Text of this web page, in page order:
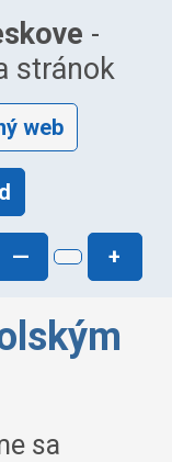
-
stránok
web
— +
sa